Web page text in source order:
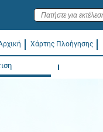
Χάρτης Πλοήγησης